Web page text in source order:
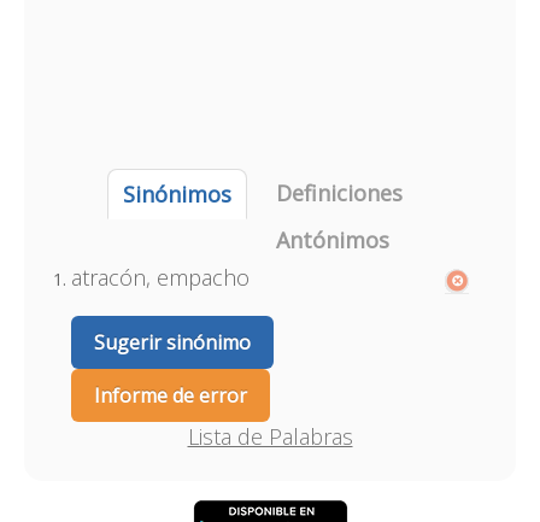
Sinónimos
Definiciones
Antónimos
atracón, empacho
Sugerir sinónimo
Informe de error
Lista de Palabras